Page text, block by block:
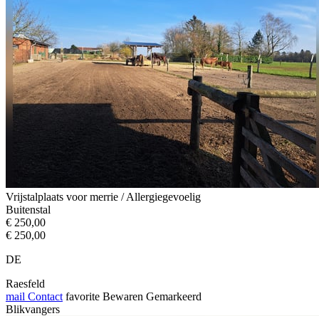
Vrijstalplaats voor merrie / Allergiegevoelig
Buitenstal
€ 250,00
€ 250,00
DE
Raesfeld
mail Contact favorite Bewaren Gemarkeerd
Blikvangers